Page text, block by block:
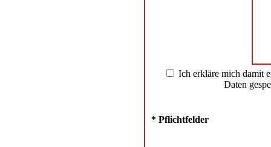
Ich erkläre mich damit
Daten
* Pflichtfelder